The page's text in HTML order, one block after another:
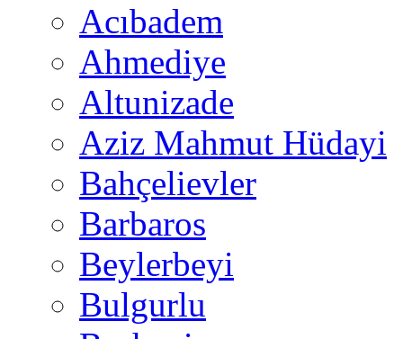
Acıbadem
Ahmediye
Altunizade
Aziz Mahmut Hüdayi
Bahçelievler
Barbaros
Beylerbeyi
Bulgurlu